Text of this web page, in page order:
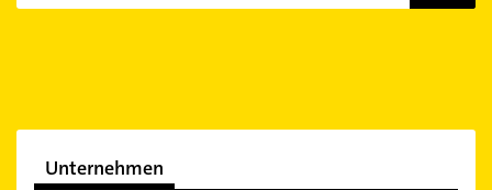
Unternehmen